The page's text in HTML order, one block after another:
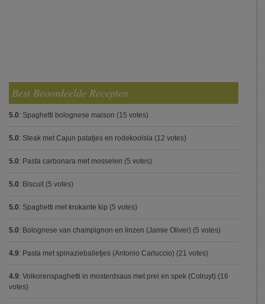
Best Beoordeelde Recepten
5.0: Spaghetti bolognese maison (15 votes)
5.0: Steak met Cajun patatjes en rodekoolsla (12 votes)
5.0: Pasta carbonara met mosselen (5 votes)
5.0: Biscuit (5 votes)
5.0: Spaghetti met krokante kip (5 votes)
5.0: Bolognese van champignon en linzen (Jamie Oliver) (5 votes)
4.9: Pasta met spinazieballetjes (Antonio Carluccio) (21 votes)
4.9: Volkorenspaghetti in mosterdsaus met prei en spek (Colruyt) (16
votes)